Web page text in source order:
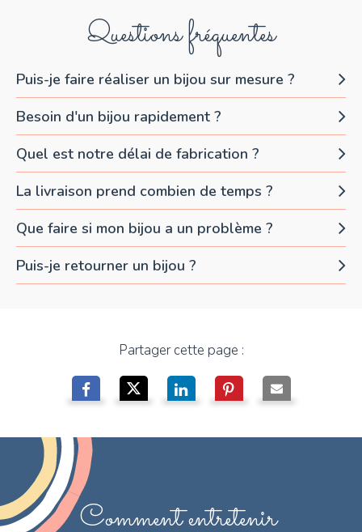
Questions fréquentes
Puis-je faire réaliser un bijou sur mesure ?
Besoin d'un bijou rapidement ?
Quel est notre délai de fabrication ?
La livraison prend combien de temps ?
Que faire si mon bijou a un problème ?
Puis-je retourner un bijou ?
Partager cette page :
Comment entretenir